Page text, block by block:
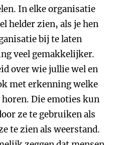
In elke organisatie
helder zien, als je hen
bij te laten
veel gemakkelijker.
over wie jullie wel en
met erkenning welke
Die emoties kun
ze te gebruiken als
te zien als weerstand.